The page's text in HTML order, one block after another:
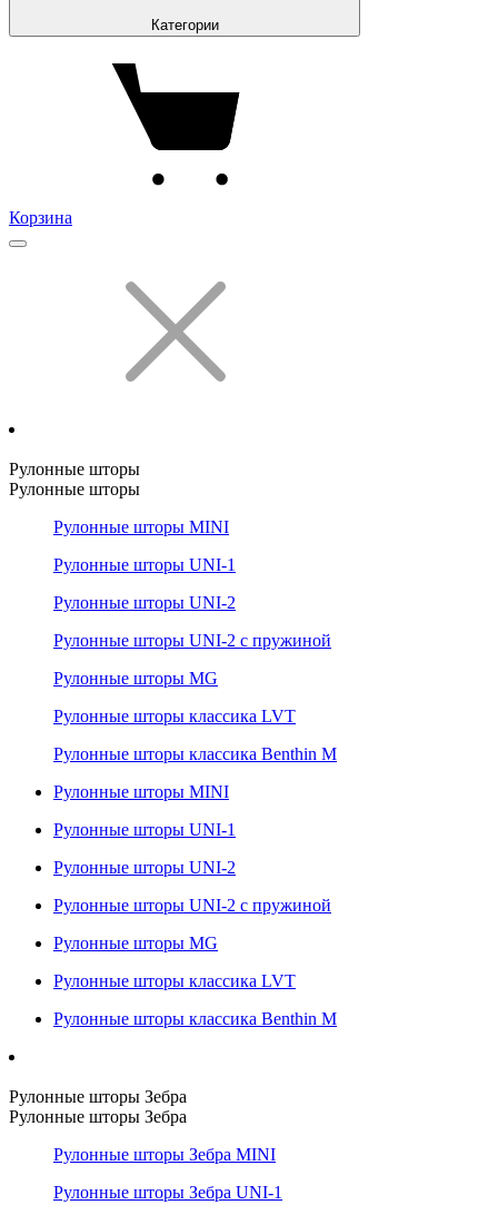
Категории
Корзина
Рулонные шторы
Рулонные шторы
Рулонные шторы MINI
Рулонные шторы UNI-1
Рулонные шторы UNI-2
Рулонные шторы UNI-2 с пружиной
Рулонные шторы MG
Рулонные шторы классика LVT
Рулонные шторы классика Benthin M
Рулонные шторы MINI
Рулонные шторы UNI-1
Рулонные шторы UNI-2
Рулонные шторы UNI-2 с пружиной
Рулонные шторы MG
Рулонные шторы классика LVT
Рулонные шторы классика Benthin M
Рулонные шторы Зебра
Рулонные шторы Зебра
Рулонные шторы Зебра MINI
Рулонные шторы Зебра UNI-1